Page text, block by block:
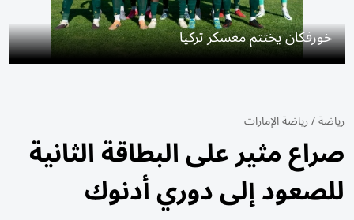
خورفكان يختتم معسكر تركيا
رياضة/رياضة الإمارات
صراع مثير على البطاقة الثانية
للصعود إلى دوري أدنوك